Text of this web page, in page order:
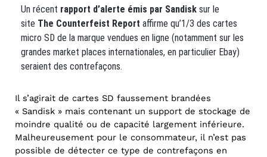
Un récent rapport d’alerte émis par Sandisk sur le
site The Counterfeist Report affirme qu’1/3 des cartes
micro SD de la marque vendues en ligne (notamment sur les
grandes market places internationales, en particulier Ebay)
seraient des contrefaçons.
Il s’agirait de cartes SD faussement brandées
« Sandisk » mais contenant un support de stockage de
moindre qualité ou de capacité largement inférieure.
Malheureusement pour le consommateur, il n’est pas
possible de détecter ce type de contrefaçons en